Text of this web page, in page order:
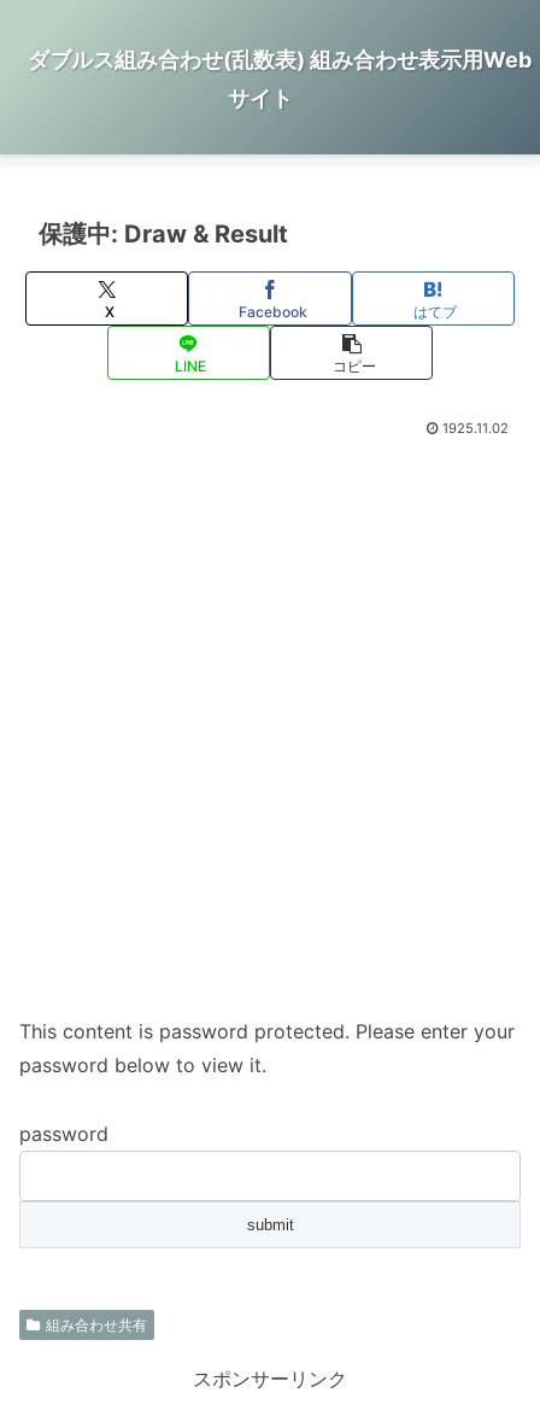
ダブルス組み合わせ(乱数表) 組み合わせ表示用Web
サイト
保護中: Draw & Result
X Facebook はてブ
LINE コピー
1925.11.02
This content is password protected. Please enter your
password below to view it.
password
組み合わせ共有
スポンサーリンク